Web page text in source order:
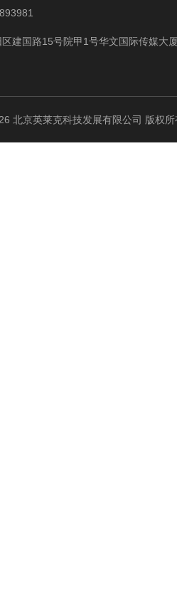
建国路15号院甲1号华文国际传媒大
北京英莱克科技发展有限公司 版